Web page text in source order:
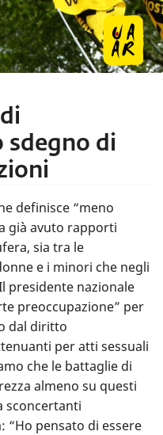
sdegno di
definisce “meno
già avuto rapporti
sia tra le
e i minori che negli
presidente nazionale
preoccupazione” per
dal diritto
per atti sessuali
che le battaglie di
almeno su questi
sconcertanti
“Ho pensato di essere